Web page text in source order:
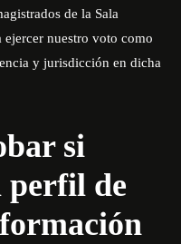
de la Sala
nuestro voto como
y jurisdicción en dicha
si
perfil de